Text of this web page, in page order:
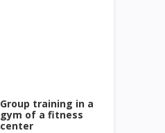
Group training in a
gym of a fitness
center